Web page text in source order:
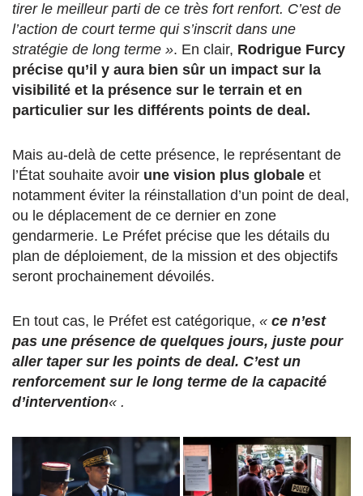
tirer le meilleur parti de ce très fort renfort. C’est de
l’action de court terme qui s’inscrit dans une
stratégie de long terme ». En clair, Rodrigue Furcy
précise qu’il y aura bien sûr un impact sur la
visibilité et la présence sur le terrain et en
particulier sur les différents points de deal.
Mais au-delà de cette présence, le représentant de
l’État souhaite avoir une vision plus globale et
notamment éviter la réinstallation d’un point de deal,
ou le déplacement de ce dernier en zone
gendarmerie. Le Préfet précise que les détails du
plan de déploiement, de la mission et des objectifs
seront prochainement dévoilés.
En tout cas, le Préfet est catégorique, « ce n’est
pas une présence de quelques jours, juste pour
aller taper sur les points de deal. C’est un
renforcement sur le long terme de la capacité
d’intervention« .